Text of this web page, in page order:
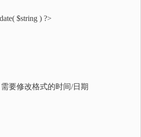
$string ) ?>
要修改格式的时间/日期